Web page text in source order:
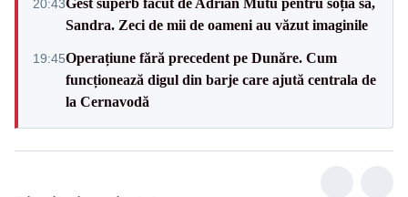
20:43
Sandra. Zeci de mii de oameni au văzut imaginile
19:45Operațiune fără precedent pe Dunăre. Cum
funcționează digul din barje care ajută centrala de
la Cernavodă